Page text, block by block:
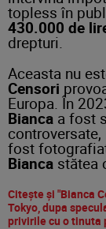
topless în
430.000 de
drepturi.
Aceasta nu
Censori
Europa. În
Bianca a fost
fost
Bianca stătea
Citește și "Bianca
Tokyo, dupa
privirile cu o tinuta